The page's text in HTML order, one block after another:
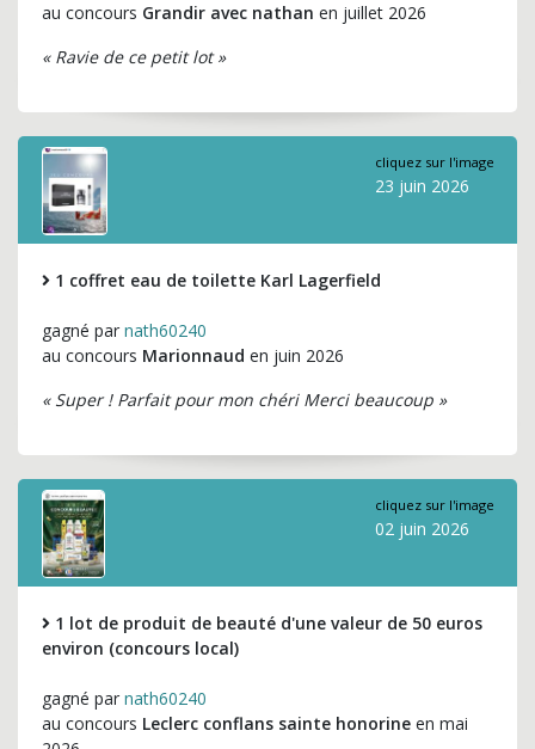
au concours Grandir avec nathan en juillet 2026
« Ravie de ce petit lot »
cliquez sur l'image
23 juin 2026
1 coffret eau de toilette Karl Lagerfield
gagné par nath60240
au concours Marionnaud en juin 2026
« Super ! Parfait pour mon chéri Merci beaucoup »
cliquez sur l'image
02 juin 2026
1 lot de produit de beauté d'une valeur de 50 euros
environ (concours local)
gagné par nath60240
au concours Leclerc conflans sainte honorine en mai